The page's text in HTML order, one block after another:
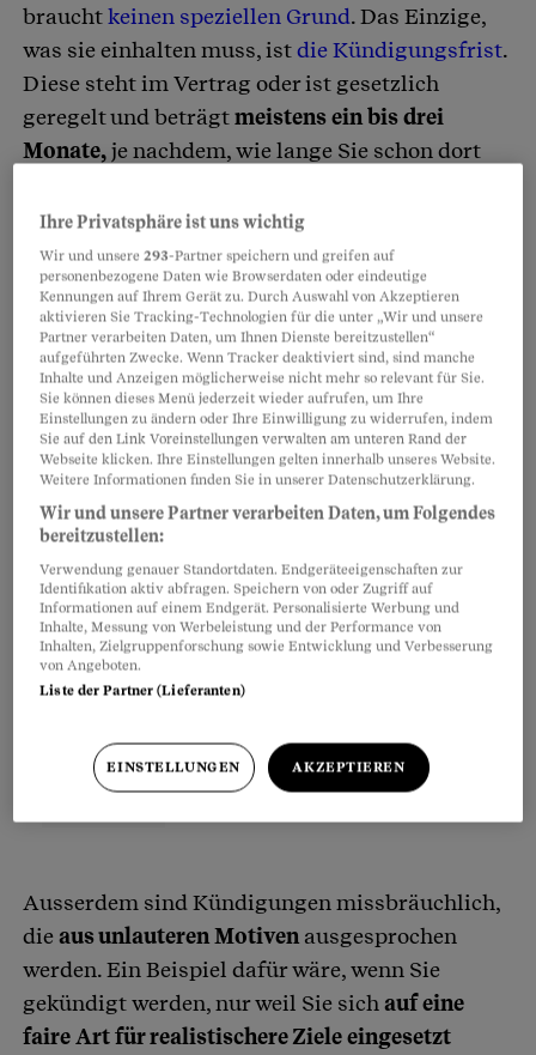
brauchtkeinen speziellen Grund. Das Einzige,
was sie einhalten muss, istdie Kündigungsfrist.
Diese steht im Vertrag oder ist gesetzlich
geregelt und beträgtmeistens ein bis drei
Monate,je nachdem, wie lange Sie schon dort
Nicht zulässig ist dieKündigung zur Unzeit,
also insbesonderebei Arbeitsunfähigkeitwegen
Unfalls oder Krankheit,Militärdienstoder
Schwangerschaft. Dieser Kündigungsschutz ist
allerdingszeitlich begrenztund gilterst nach
Ablauf der Probezeit.
Partnerinhalte
Ausserdem sind Kündigungen missbräuchlich,
dieaus unlauteren Motivenausgesprochen
werden. Ein Beispiel dafür wäre, wenn Sie
gekündigt werden, nur weil Sie sichauf eine
faire Art für realistischere Ziele eingesetzt
Ihre Privatsphäre ist uns wichtig
Wir und unsere293-Partner speichern und greifen auf
personenbezogene Daten wie Browserdaten oder eindeutige
Kennungen auf Ihrem Gerät zu. Durch Auswahl von Akzeptieren
aktivieren Sie Tracking-Technologien für die unter „Wir und unsere
Partner verarbeiten Daten, um Ihnen Dienste bereitzustellen“
aufgeführten Zwecke. Wenn Tracker deaktiviert sind, sind manche
Inhalte und Anzeigen möglicherweise nicht mehr so relevant für Sie.
Sie können dieses Menü jederzeit wieder aufrufen, um Ihre
Einstellungen zu ändern oder Ihre Einwilligung zu widerrufen, indem
Sie auf den Link Voreinstellungen verwalten am unteren Rand der
Webseite klicken. Ihre Einstellungen gelten innerhalb unseres Website.
Weitere Informationen finden Sie in unserer Datenschutzerklärung.
Wir und unsere Partner verarbeiten Daten, um Folgendes
bereitzustellen:
Verwendung genauer Standortdaten. Endgeräteeigenschaften zur
Identifikation aktiv abfragen. Speichern von oder Zugriff auf
Informationen auf einem Endgerät. Personalisierte Werbung und
Inhalte, Messung von Werbeleistung und der Performance von
Inhalten, Zielgruppenforschung sowie Entwicklung und Verbesserung
von Angeboten.
Liste der Partner (Lieferanten)
EINSTELLUNGEN AKZEPTIEREN